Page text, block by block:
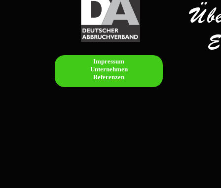
Impressum
Unternehmen
Referenzen